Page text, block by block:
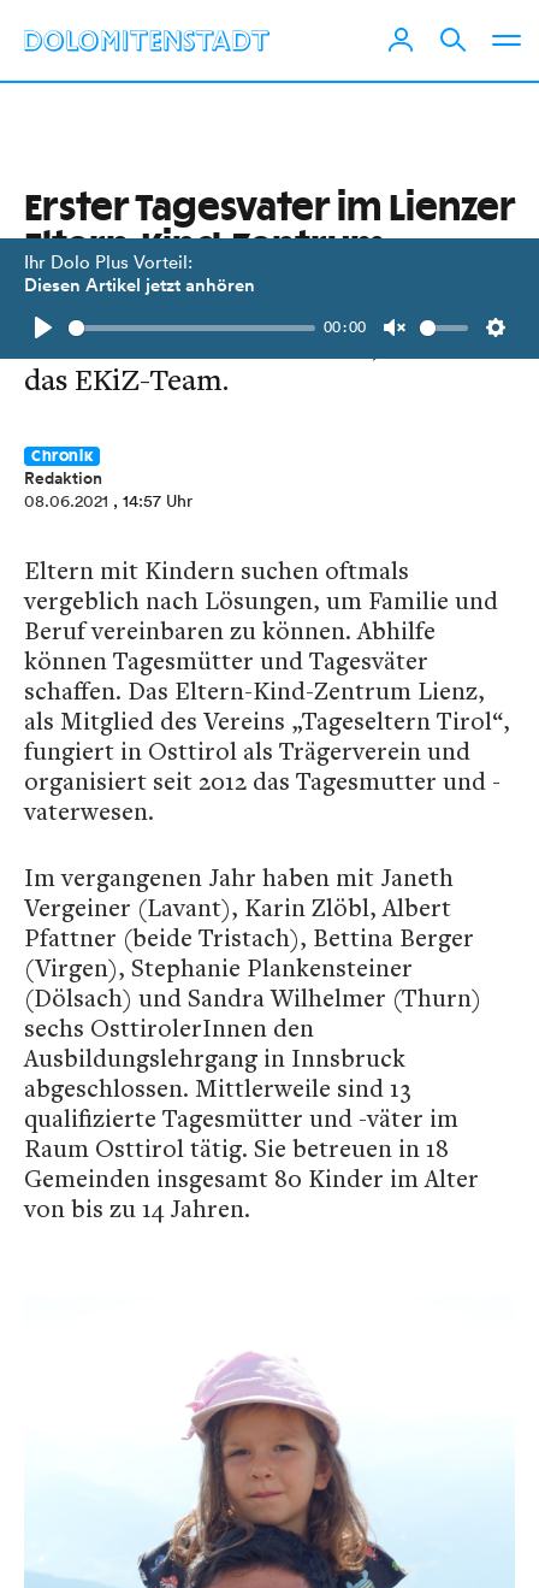
Ihr Dolo Plus Vorteil:
Diesen Artikel jetzt anhören
Play
00:00
Unmute
Erster Tagesvater im Lienzer
Eltern-Kind-Zentrum
Albert Pfattner, dreifacher
Familienvater aus Tristach, verstärkt
das EKiZ-Team.
Chronik
Redaktion
08.06.2021 , 14:57 Uhr
Eltern mit Kindern suchen oftmals
vergeblich nach Lösungen, um Familie und
Beruf vereinbaren zu können. Abhilfe
können Tagesmütter und Tagesväter
schaffen. Das Eltern-Kind-Zentrum Lienz,
als Mitglied des Vereins „Tageseltern Tirol“,
fungiert in Osttirol als Trägerverein und
organisiert seit 2012 das Tagesmutter und -
vaterwesen.
Im vergangenen Jahr haben mit Janeth
Vergeiner (Lavant), Karin Zlöbl, Albert
Pfattner (beide Tristach), Bettina Berger
(Virgen), Stephanie Plankensteiner
(Dölsach) und Sandra Wilhelmer (Thurn)
sechs OsttirolerInnen den
Ausbildungslehrgang in Innsbruck
abgeschlossen. Mittlerweile sind 13
qualifizierte Tagesmütter und -väter im
Raum Osttirol tätig. Sie betreuen in 18
Gemeinden insgesamt 80 Kinder im Alter
von bis zu 14 Jahren.